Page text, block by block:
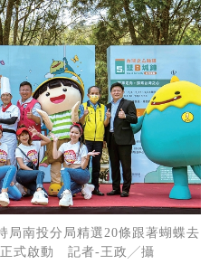
局南投分局精選20條跟著蝴蝶去
正式啟動 記者-王政╱攝